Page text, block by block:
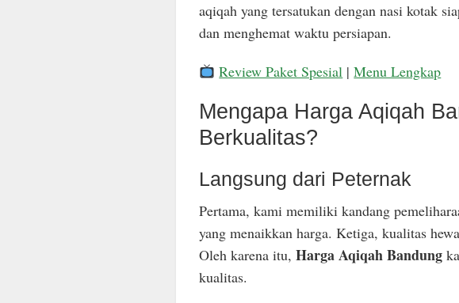
aqiqah yang tersatukan dengan nasi kotak
dan menghemat waktu persiapan.
Review Paket Spesial |Menu Lengkap
Mengapa Harga Aqiqah
Berkualitas?
Langsung dari Peternak
Pertama, kami memiliki kandang
yang menaikkan harga. Ketiga, kualitas
Oleh karena itu, Harga Aqiqah Bandung
kualitas.